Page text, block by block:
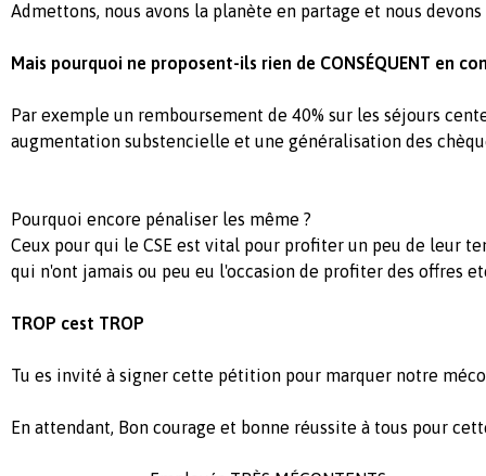
Admettons, nous avons la planète en partage et nous devons
Mais pourquoi ne proposent-ils rien de CONSÉQUENT en
Par exemple un remboursement de 40% sur les séjours
augmentation substencielle et une généralisation des
Pourquoi encore pénaliser les même ?
Ceux pour qui le CSE est vital pour profiter un peu de leur
qui n'ont jamais ou peu eu l'occasion de profiter des offres
TROP cest TROP
Tu es invité à signer cette pétition pour marquer notre
En attendant, Bon courage et bonne réussite à tous pour